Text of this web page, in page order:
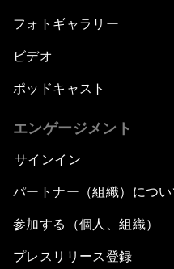
フォトギャラリー
ビデオ
ポッドキャスト
エンゲージメント
サインイン
パートナー（組織）につい
参加する（個人、組織）
プレスリリース登録